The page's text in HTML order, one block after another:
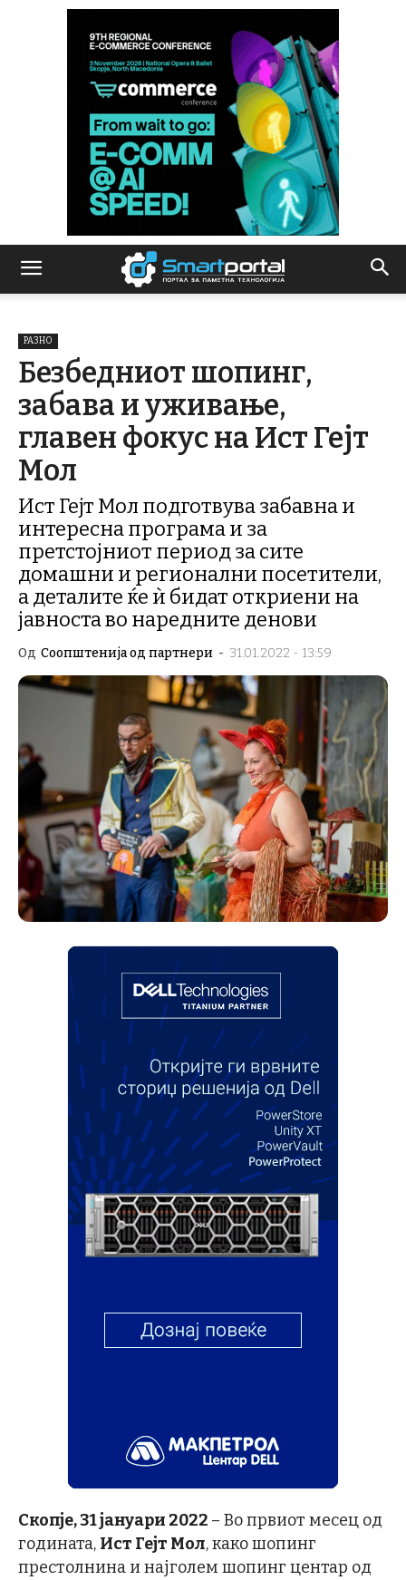
РАЗНО
Безбедниот шопинг,
забава и уживање,
главен фокус на Ист Гејт
Мол
Ист Гејт Мол подготвува забавна и
интересна програма и за
претстојниот период за сите
домашни и регионални посетители,
а деталите ќе ѝ бидат откриени на
јавноста во наредните денови
Од Соопштенија од партнери - 31.01.2022 - 13:59
Скопје, 31јануари 2022 – Во првиот месец од
годината, Ист Гејт Мол, како шопинг
престолнина и најголем шопинг центар од